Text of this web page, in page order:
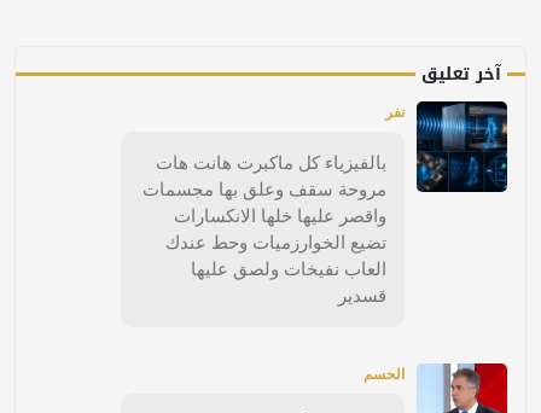
آخر تعليق
نفر
بالفيزياء كل ماكبرت هانت هات
مروحة سقف وعلق بها مجسمات
واقصر عليها خلها الانكسارات
تضيع الخوارزميات وحط عندك
العاب نفيخات ولصق عليها
قسدير
الحسم